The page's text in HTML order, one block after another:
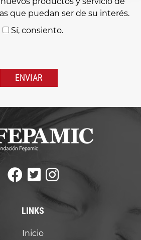
que puedan ser de su interés.
Sí, consiento.
favor,
deja
campo
vacío.
LINKS
Inicio